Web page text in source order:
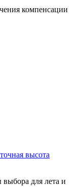
компенсации
высота
для лета и